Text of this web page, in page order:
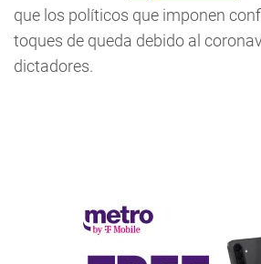
que los políticos que imponen
toques de queda debido al
dictadores.